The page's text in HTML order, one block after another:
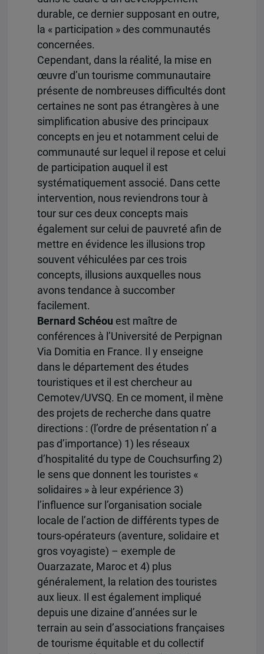
durable, ce dernier supposant en outre,
la « participation » des communautés
concernées.
Cependant, dans la réalité, la mise en
œuvre d’un tourisme communautaire
présente de nombreuses difficultés dont
certaines ne sont pas étrangères à une
simplification abusive des principaux
concepts en jeu et notamment celui de
communauté sur lequel il repose et celui
de participation auquel il est
systématiquement associé. Dans cette
intervention, nous reviendrons tour à
tour sur ces deux concepts mais
également sur celui de pauvreté afin de
mettre en évidence les illusions trop
souvent véhiculées par ces trois
concepts, illusions auxquelles nous
avons tendance à succomber
facilement.
Bernard Schéou est maître de
conférences à l’Université de Perpignan
Via Domitia en France. Il y enseigne
dans le département des études
touristiques et il est chercheur au
Cemotev/UVSQ. En ce moment, il mène
des projets de recherche dans quatre
directions : (l’ordre de présentation n’ a
pas d’importance) 1) les réseaux
d’hospitalité du type de Couchsurfing 2)
le sens que donnent les touristes «
solidaires » à leur expérience 3)
l’influence sur l’organisation sociale
locale de l’action de différents types de
tours-opérateurs (aventure, solidaire et
gros voyagiste) – exemple de
Ouarzazate, Maroc et 4) plus
généralement, la relation des touristes
aux lieux. Il est également impliqué
depuis une dizaine d’années sur le
terrain au sein d’associations françaises
de tourisme équitable et du collectif